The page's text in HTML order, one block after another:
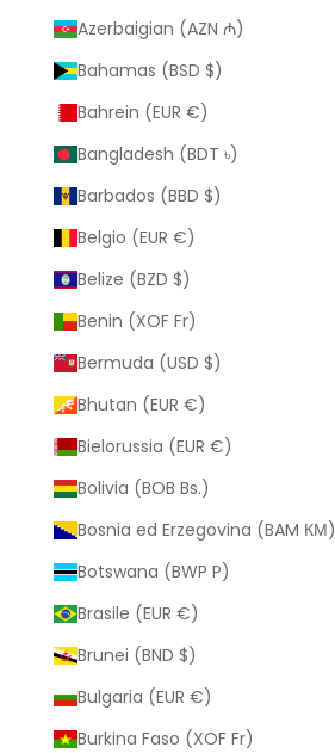
Azerbaigian (AZN ₼)
Bahamas (BSD $)
Bahrein (EUR €)
Bangladesh (BDT ৳)
Barbados (BBD $)
Belgio (EUR €)
Belize (BZD $)
Benin (XOF Fr)
Bermuda (USD $)
Bhutan (EUR €)
Bielorussia (EUR €)
Bolivia (BOB Bs.)
Bosnia ed Erzegovina (BAM КМ)
Botswana (BWP P)
Brasile (EUR €)
Brunei (BND $)
Bulgaria (EUR €)
Burkina Faso (XOF Fr)